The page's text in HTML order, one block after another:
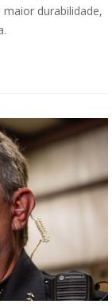
durabilidade,